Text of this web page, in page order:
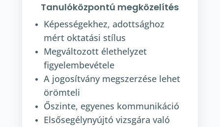
Tanulóközpontú megközelítés
Képességekhez, adottsághoz
mért oktatási stílus
Megváltozott élethelyzet
figyelembevétele
A jogosítvány megszerzése lehet
örömteli
Őszinte, egyenes kommunikáció
Elsősegélynyújtó vizsgára való